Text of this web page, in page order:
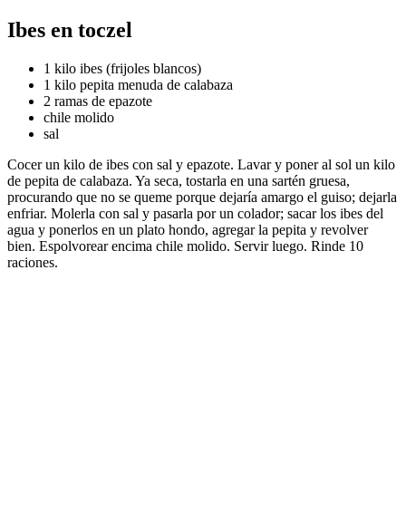
Ibes en toczel
1 kilo ibes (frijoles blancos)
1 kilo pepita menuda de calabaza
2 ramas de epazote
chile molido
sal
Cocer un kilo de ibes con sal y epazote. Lavar y poner al sol un kilo
de pepita de calabaza. Ya seca, tostarla en una sartén gruesa,
procurando que no se queme porque dejaría amargo el guiso; dejarla
enfriar. Molerla con sal y pasarla por un colador; sacar los ibes del
agua y ponerlos en un plato hondo, agregar la pepita y revolver
bien. Espolvorear encima chile molido. Servir luego. Rinde 10
raciones.